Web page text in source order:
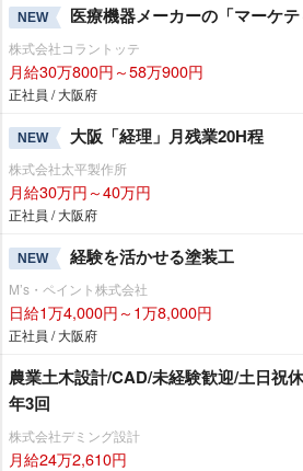
NEW 医療機器メーカーの「マーケ
株式会社コラントッテ
月給30万800円～58万900円
正社員 / 大阪府
NEW 大阪「経理」月残業20H程
株式会社太平製作所
月給30万円～40万円
正社員 / 大阪府
NEW 経験を活かせる塗装工
M’s・ペイント株式会社
日給1万4,000円～1万8,000円
正社員 / 大阪府
農業土木設計/CAD/未経験歓迎/土日祝
年3回
株式会社デミング設計
月給24万2,610円